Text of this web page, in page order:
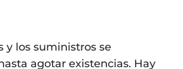
y los suministros se
agotar existencias. Hay